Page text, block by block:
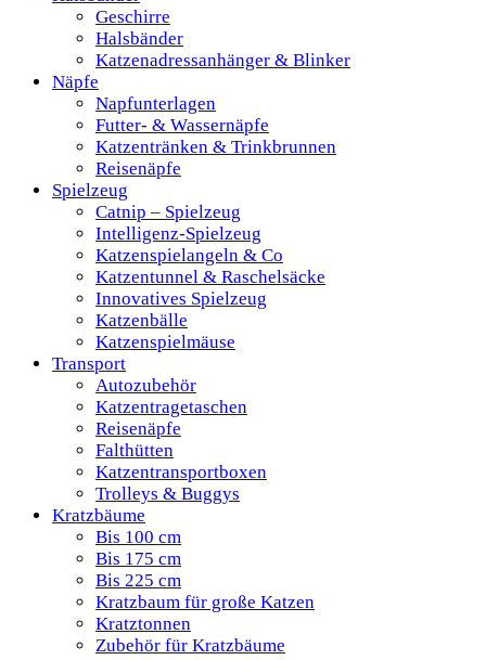
Geschirre
Halsbänder
Katzenadressanhänger & Blinker
Näpfe
Napfunterlagen
Futter- & Wassernäpfe
Katzentränken & Trinkbrunnen
Reisenäpfe
Spielzeug
Catnip – Spielzeug
Intelligenz-Spielzeug
Katzenspielangeln & Co
Katzentunnel & Raschelsäcke
Innovatives Spielzeug
Katzenbälle
Katzenspielmäuse
Transport
Autozubehör
Katzentragetaschen
Reisenäpfe
Falthütten
Katzentransportboxen
Trolleys & Buggys
Kratzbäume
Bis 100 cm
Bis 175 cm
Bis 225 cm
Kratzbaum für große Katzen
Kratztonnen
Zubehör für Kratzbäume